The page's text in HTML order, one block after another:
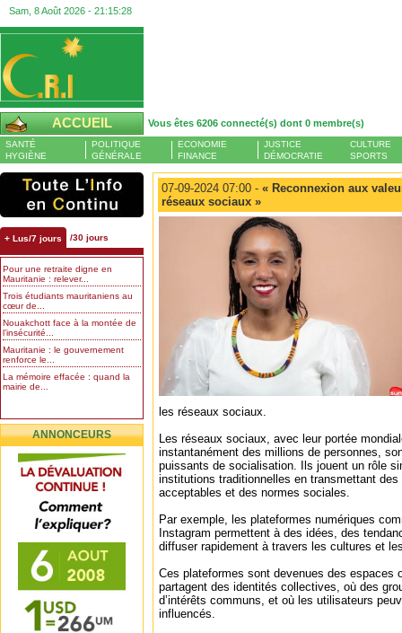
Sam, 8 Août 2026 - 21:15:29
ACCUEIL Vous êtes 6206 connecté(s) dont 0 membre(s)
SANTÉ
HYGIÈNE
POLITIQUE
GÉNÉRALE
ECONOMIE
FINANCE
JUSTICE
DÉMOCRATIE
CULTURE
SPORTS
+ Lus/7 jours /30 jours
Pour une retraite digne en
Mauritanie : relever...
Trois étudiants mauritaniens au
cœur de...
Nouakchott face à la montée de
l’insécurité...
Mauritanie : le gouvernement
renforce le...
La mémoire effacée : quand la
mairie de...
ANNONCEURS
07-09-2024 07:00 - « Reconnexion aux
réseaux sociaux »
les réseaux sociaux.
Les réseaux sociaux, avec leur portée
instantanément des millions de personnes,
puissants de socialisation. Ils jouent un rôle
institutions traditionnelles en transmettant
acceptables et des normes sociales.
Par exemple, les plateformes numériques
Instagram permettent à des idées, des
diffuser rapidement à travers les cultures et
Ces plateformes sont devenues des espaces
partagent des identités collectives, où des
d’intérêts communs, et où les utilisateurs
influencés.